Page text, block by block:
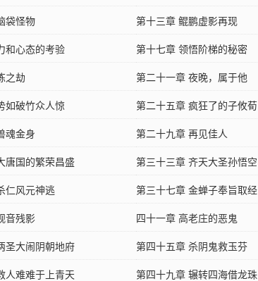
袋怪物
第十三章 鲲鹏虚影再现
和心态的考验
第十七章 领悟阶梯的秘密
之劫
第二十一章 夜晚，属于他
如破竹众人惊
第二十五章 疯狂了的子攸荀
魂金身
第二十九章 再见佳人
唐国的繁荣昌盛
第三十三章 齐天大圣孙悟空
仁风元神逃
第三十七章 金蝉子奉旨取经
音残影
四十一章 高老庄的恶鬼
圣大闹阴朝地府
第四十五章 杀阴鬼救玉芬
人难难于上青天 第四十九章 辗转四海借龙珠